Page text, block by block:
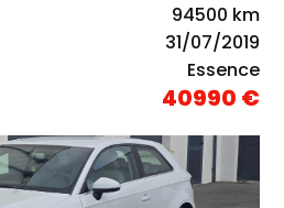
94500 km
31/07/2019
Essence
40990 €